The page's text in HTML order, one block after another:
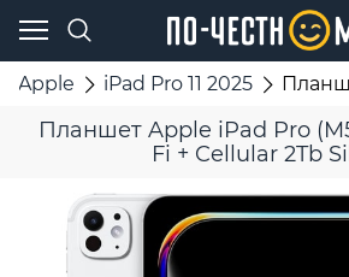
Apple iPad Pro 11 2025
Планшет Apple iPad Pro
Fi + Cellular 2Tb